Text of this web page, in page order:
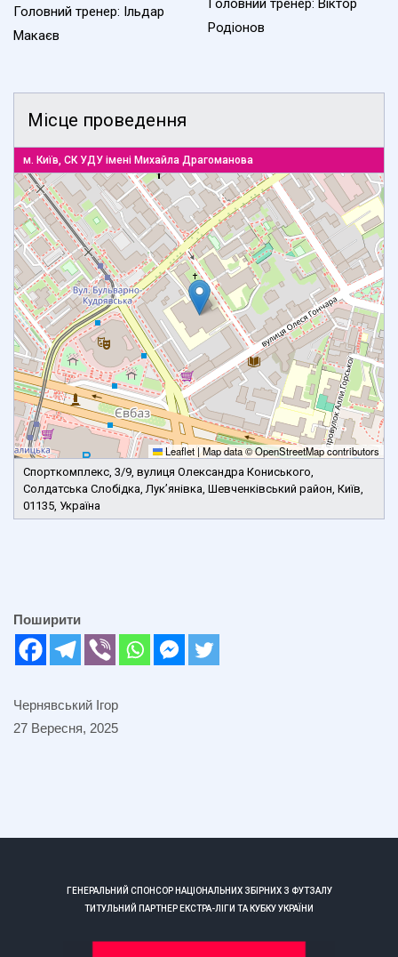
Головний тренер: Ільдар
Макаєв
Головний тренер: Віктор
Родіонов
Місце проведення
м. Київ, СК УДУ імені Михайла Драгоманова
Leaflet|Map data ©OpenStreetMapcontributors
Спорткомплекс, 3/9, вулиця Олександра Кониського,
Солдатська Слобідка, Лукʼянівка, Шевченківський район, Київ,
01135, Україна
Поширити
Чернявський Ігор
27 Вересня, 2025
ГЕНЕРАЛЬНИЙ СПОНСОР НАЦІОНАЛЬНИХ ЗБІРНИХ З ФУТЗАЛУ
ТИТУЛЬНИЙ ПАРТНЕР ЕКСТРА-ЛІГИ ТА КУБКУ УКРАЇНИ